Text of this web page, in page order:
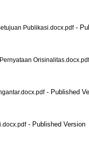
Publikasi.docx.pdf-
Orisinalitas.docx.pdf
- Published
- Published Version